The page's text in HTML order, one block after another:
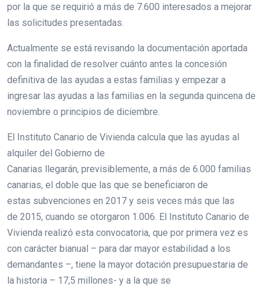
por la que se requirió a más de 7.600 interesados a mejorar
las solicitudes presentadas.
Actualmente se está revisando la documentación aportada
con la finalidad de resolver cuánto antes la concesión
definitiva de las ayudas a estas familias y empezar a
ingresar las ayudas a las familias en la segunda quincena de
noviembre o principios de diciembre.
El Instituto Canario de Vivienda calcula que las ayudas al
alquiler del Gobierno de
Canarias llegarán, previsiblemente, a más de 6.000 familias
canarias, el doble que las que se beneficiaron de
estas subvenciones en 2017 y seis veces más que las
de 2015, cuando se otorgaron 1.006. El Instituto Canario de
Vivienda realizó esta convocatoria, que por primera vez es
con carácter bianual – para dar mayor estabilidad a los
demandantes –, tiene la mayor dotación presupuestaria de
la historia – 17,5 millones- y a la que se